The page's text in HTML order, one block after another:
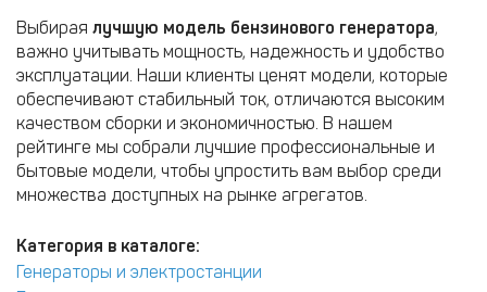
Выбирая лучшую модель бензинового генератора,
важно учитывать мощность, надежность и удобство
эксплуатации. Наши клиенты ценят модели, которые
обеспечивают стабильный ток, отличаются высоким
качеством сборки и экономичностью. В нашем
рейтинге мы собрали лучшие профессиональные и
бытовые модели, чтобы упростить вам выбор среди
множества доступных на рынке агрегатов.
Категория в каталоге:
Генераторы и электростанции